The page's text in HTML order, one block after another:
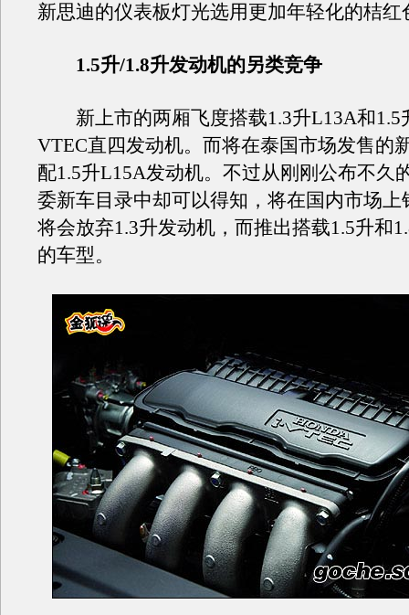
新思迪的仪表板灯光选用更加年轻化的桔红
1.5升/1.8升发动机的另类竞争
新上市的两厢飞度搭载1.3升L13A和1.5
VTEC直四发动机。而将在泰国市场发售的
配1.5升L15A发动机。不过从刚刚公布不久
委新车目录中却可以得知，将在国内市场上
将会放弃1.3升发动机，而推出搭载1.5升和
的车型。